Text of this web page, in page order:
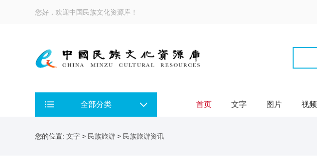
您好，欢迎中国民族文化资源库！
全部分类 首页 文字 图片 视频
您的位置: 文字 > 民族旅游 > 民族旅游资讯